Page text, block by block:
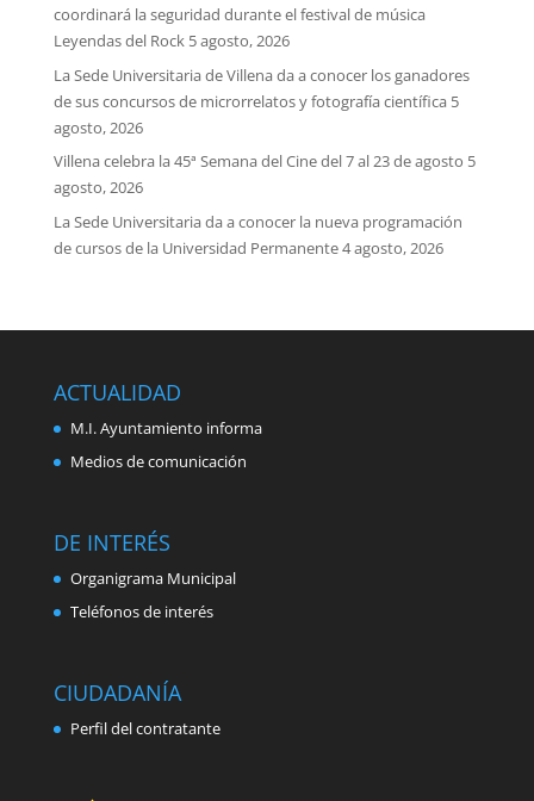
coordinará la seguridad durante el festival de música
Leyendas del Rock 5 agosto, 2026
La Sede Universitaria de Villena da a conocer los ganadores
de sus concursos de microrrelatos y fotografía científica 5
agosto, 2026
Villena celebra la 45ª Semana del Cine del 7 al 23 de agosto 5
agosto, 2026
La Sede Universitaria da a conocer la nueva programación
de cursos de la Universidad Permanente4 agosto, 2026
ACTUALIDAD
M.I. Ayuntamiento informa
Medios de comunicación
DE INTERÉS
Organigrama Municipal
Teléfonos de interés
CIUDADANÍA
Perfil del contratante